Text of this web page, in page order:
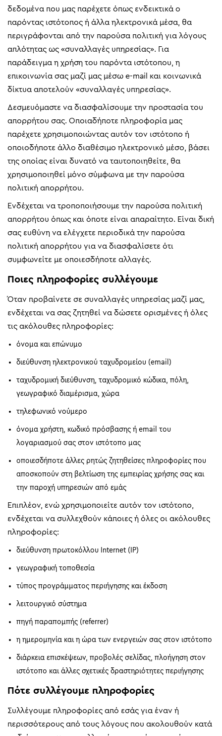
δεδομένα που μας παρέχετε όπως ενδεικτικά ο
παρόντας ιστότοπος ή άλλα ηλεκτρονικά μέσα, θα
περιγράφονται από την παρούσα πολιτική για λόγους
απλότητας ως «συναλλαγές υπηρεσίας». Για
παράδειγμα η χρήση του παρόντα ιστότοπου, η
επικοινωνία σας μαζί μας μέσω e-mail και κοινωνικά
δίκτυα αποτελούν «συναλλαγές υπηρεσίας».
Δεσμευόμαστε να διασφαλίσουμε την προστασία του
απορρήτου σας. Οποιαδήποτε πληροφορία μας
παρέχετε χρησιμοποιώντας αυτόν τον ιστότοπο ή
οποιοδήποτε άλλο διαθέσιμο ηλεκτρονικό μέσο, βάσει
της οποίας είναι δυνατό να ταυτοποιηθείτε, θα
χρησιμοποιηθεί μόνο σύμφωνα με την παρούσα
πολιτική απορρήτου.
Ενδέχεται να τροποποιήσουμε την παρούσα πολιτική
απορρήτου όπως και όποτε είναι απαραίτητο. Είναι δική
σας ευθύνη να ελέγχετε περιοδικά την παρούσα
πολιτική απορρήτου για να διασφαλίσετε ότι
συμφωνείτε με οποιεσδήποτε αλλαγές.
Ποιες πληροφορίες συλλέγουμε
Όταν προβαίνετε σε συναλλαγές υπηρεσίας μαζί μας,
ενδέχεται να σας ζητηθεί να δώσετε ορισμένες ή όλες
τις ακόλουθες πληροφορίες:
όνομα και επώνυμο
διεύθυνση ηλεκτρονικού ταχυδρομείου (email)
ταχυδρομική διεύθυνση, ταχυδρομικό κώδικα, πόλη,
γεωγραφικό διαμέρισμα, χώρα
τηλεφωνικό νούμερο
όνομα χρήστη, κωδικό πρόσβασης ή email του
λογαριασμού σας στον ιστότοπο μας
οποιεσδήποτε άλλες ρητώς ζητηθείσες πληροφορίες που
αποσκοπούν στη βελτίωση της εμπειρίας χρήσης σας και
την παροχή υπηρεσιών από εμάς
Επιπλέον, ενώ χρησιμοποιείτε αυτόν τον ιστότοπο,
ενδέχεται να συλλεχθούν κάποιες ή όλες οι ακόλουθες
πληροφορίες:
διεύθυνση πρωτοκόλλου Internet (IP)
γεωγραφική τοποθεσία
τύπος προγράμματος περιήγησης και έκδοση
λειτουργικό σύστημα
πηγή παραπομπής (referrer)
η ημερομηνία και η ώρα των ενεργειών σας στον ιστότοπο
διάρκεια επισκέψεων, προβολές σελίδας, πλοήγηση στον
ιστότοπο και άλλες σχετικές δραστηριότητες περιήγησης
Πότε συλλέγουμε πληροφορίες
Συλλέγουμε πληροφορίες από εσάς για έναν ή
περισσότερους από τους λόγους που ακολουθούν κατά